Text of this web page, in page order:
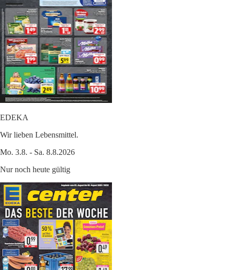
EDEKA
Wir lieben Lebensmittel.
Mo. 3.8. - Sa. 8.8.2026
Nur noch heute gültig